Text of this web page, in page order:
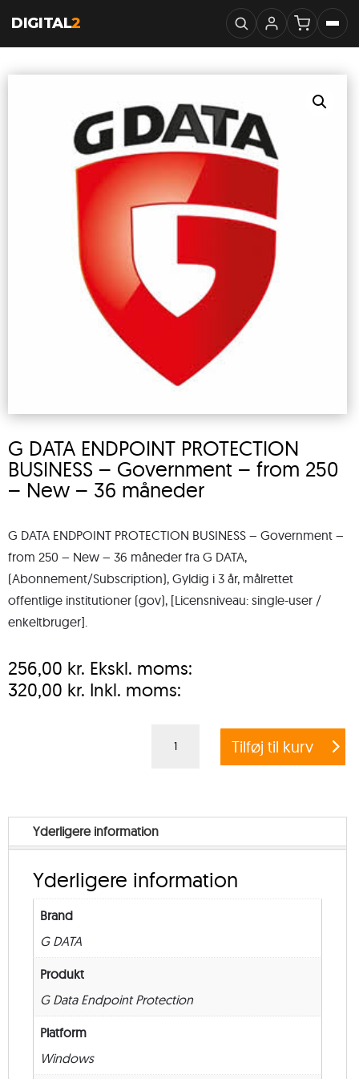
DIGITAL2
G DATA ENDPOINT PROTECTION
BUSINESS – Government – from 250
– New – 36 måneder
G DATA ENDPOINT PROTECTION BUSINESS – Government –
from 250 – New – 36 måneder fra G DATA,
(Abonnement/Subscription), Gyldig i 3 år, målrettet
offentlige institutioner (gov), [Licensniveau: single-user /
enkeltbruger].
256,00 kr. Ekskl. moms:
320,00 kr. Inkl. moms:
BUSINESS
–
–
–
36
Tilføj til kurv
Yderligere information
Yderligere information
Brand
G DATA
Produkt
G Data Endpoint Protection
Platform
Windows